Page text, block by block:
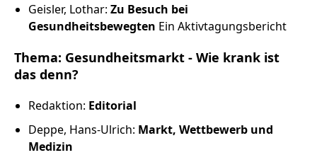
Geisler, Lothar: Zu Besuch bei
Gesundheitsbewegten Ein Aktivtagungsbericht
Thema: Gesundheitsmarkt - Wie krank ist
das denn?
Redaktion: Editorial
Deppe, Hans-Ulrich: Markt, Wettbewerb und
Medizin